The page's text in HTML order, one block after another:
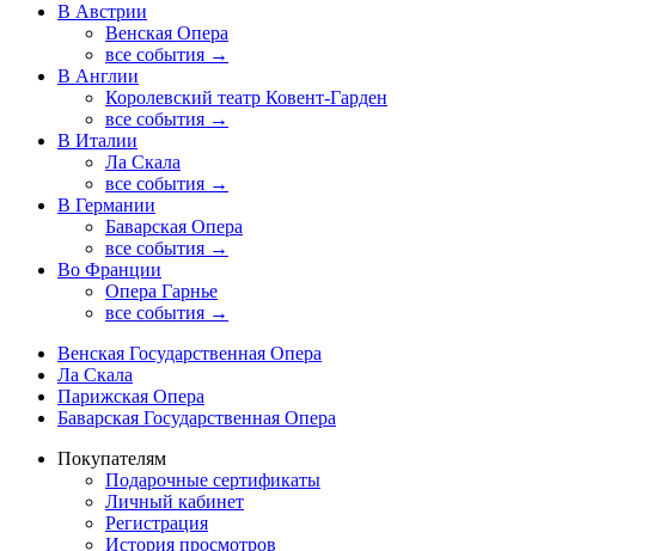
В Австрии
Венская Опера
все события →
В Англии
Королевский театр Ковент-Гарден
все события →
В Италии
Ла Скала
все события →
В Германии
Баварская Опера
все события →
Во Франции
Опера Гарнье
все события →
Венская Государственная Опера
Ла Скала
Парижская Опера
Баварская Государственная Опера
Покупателям
Подарочные сертификаты
Личный кабинет
Регистрация
История просмотров